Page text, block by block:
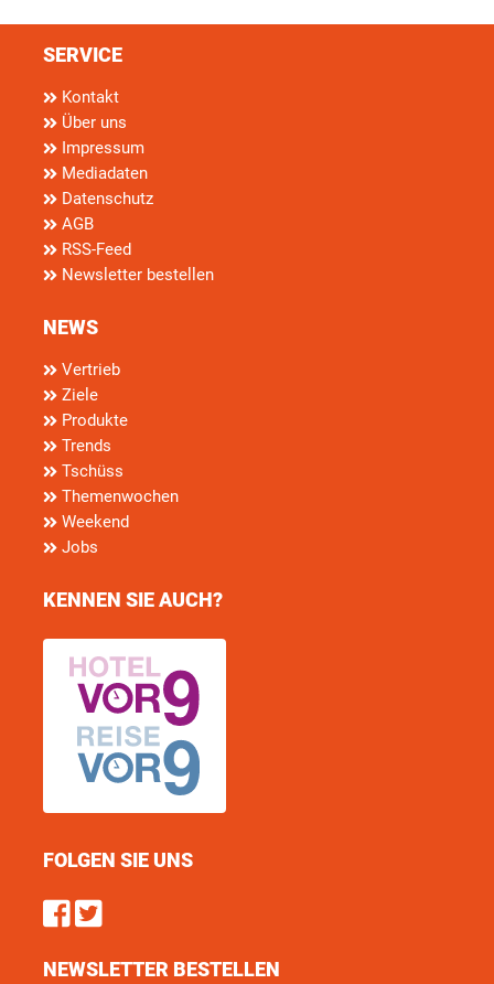
SERVICE
Kontakt
Über uns
Impressum
Mediadaten
Datenschutz
AGB
RSS-Feed
Newsletter bestellen
NEWS
Vertrieb
Ziele
Produkte
Trends
Tschüss
Themenwochen
Weekend
Jobs
KENNEN SIE AUCH?
FOLGEN SIE UNS
Find us on Facebook
Follow us on Twitter
NEWSLETTER BESTELLEN